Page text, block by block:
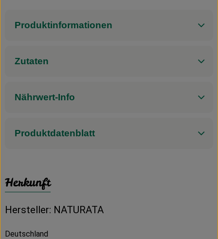
Produktinformationen
Zutaten
Nährwert-Info
Produktdatenblatt
Herkunft
Hersteller: NATURATA
Deutschland